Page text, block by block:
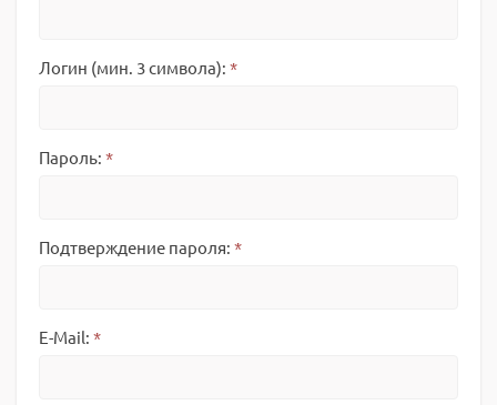
Логин (мин. 3 символа): *
Пароль: *
Подтверждение пароля: *
E-Mail: *